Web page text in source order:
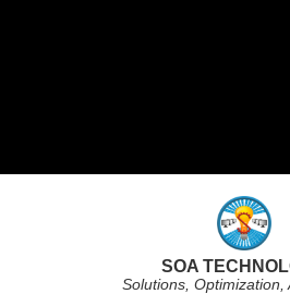
SOA
Solutions, Optimization,